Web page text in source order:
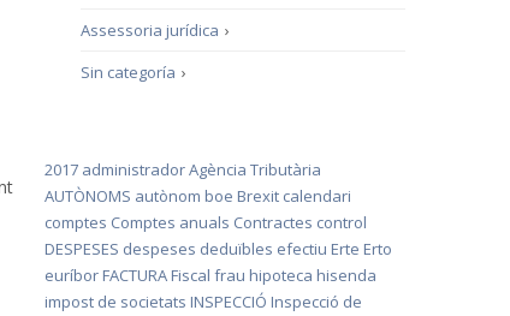
›
Assessoria jurídica
›
Sin categoría
2017 administradorAgència Tributària
AUTÒNOMS autònom boe Brexit calendari
comptes Comptes anuals Contractes control
DESPESES despeses deduïbles efectiu Erte Erto
euríbor FACTURA Fiscal frau hipoteca hisenda
impost de societats INSPECCIÓ Inspecció de